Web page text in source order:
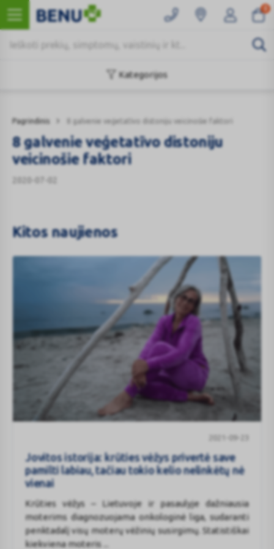
0
Pagrindinis 8 galvenie veģetatīvo distoniju veicinošie faktori
Kategorijos
8 galvenie veģetatīvo distoniju
veicinošie faktori
Kitos naujienos
krūties
vėžys
privertė
pamilti
labiau,
tačiau
Jovitos istorija: krūties vėžys privertė save
pamilti labiau, tačiau tokio kelio nelinkėtų nė
vienai
Krūties vėžys – Lietuvoje ir pasaulyje dažniausia
moterims diagnozuojama onkologinė liga, sudaranti
penktadalį visų moterų vėžinių susirgimų. Statistiškai
kiekviena moteris ...